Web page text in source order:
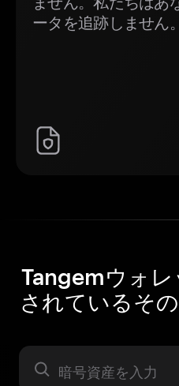
ータを追跡しません。
Tangemウォレ
されているそ
暗号資産